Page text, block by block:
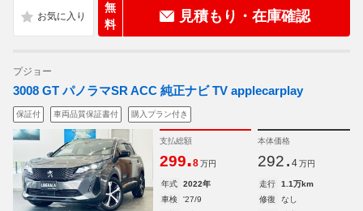
無
料
見積もり・在庫確認
プジョー
3008 GT パノラマSR ACC 純正ナビ TV applecarplay
保証付 車両品質保証書付 購入プラン付き
支払総額
299.8 万円
本体価格
292. 4 万円
年式 2022年 走行
1.1万km
車検
'27/9 修復
なし